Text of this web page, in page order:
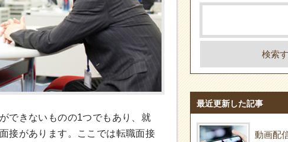
できないものの1つでもあり、就
接があります。ここでは転職面接
最近更新した記事
動画配